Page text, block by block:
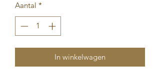
Aantal *
In winkelwagen